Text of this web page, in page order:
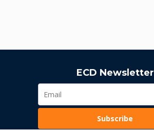
ECD Newsletter
Subscribe